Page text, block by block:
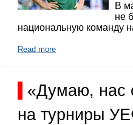
В
не
национальную команду
Read more
«Думаю, нас
на турниры